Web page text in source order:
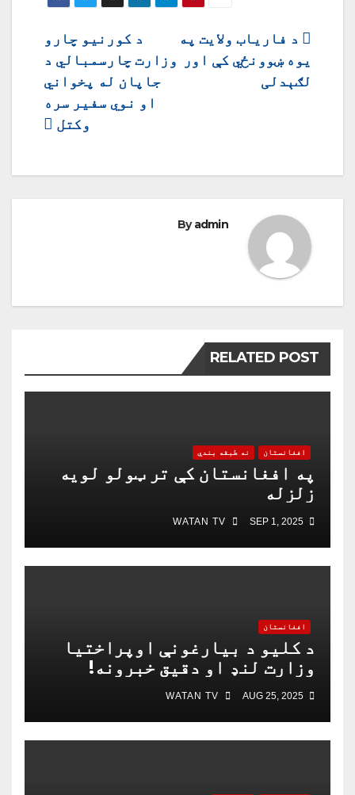
ليکنه
چليدنه
د کورنیو چارو
وزارت چارسمبالي د
جاپان له پخواني
او نوي سفیر سره
وکتل
د فاریاب ولایت په
یوه ښوونځي کې اور
لګېدلی
Byadmin
RELATED POST
افغانستان نه طبقه بندي
په افغانستان کې تر ټولو لویه
زلزله
افغانستان
د کلیو د بیارغونې اوپراختیا
وزارت لنډ او دقیق خبرونه!